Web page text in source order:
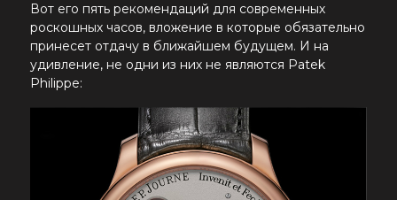
Вот его пять рекомендаций для современных
роскошных часов, вложение в которые обязательно
принесет отдачу в ближайшем будущем. И на
удивление, не одни из них не являются Patek
Philippe: